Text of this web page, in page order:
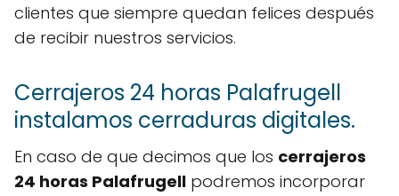
clientes que siempre quedan felices después
de recibir nuestros servicios.
Cerrajeros 24 horas Palafrugell
instalamos cerraduras digitales.
En caso de que decimos que los cerrajeros
24 horas Palafrugell podremos incorporar